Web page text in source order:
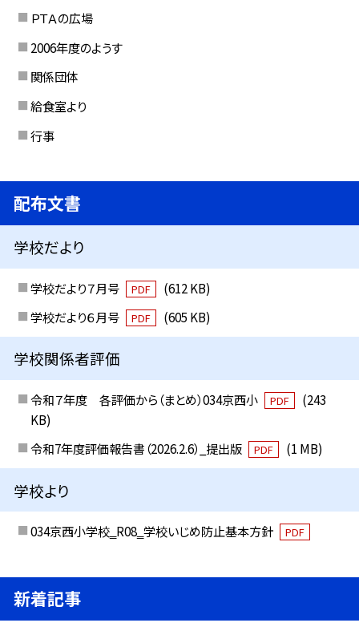
ＰＴＡの広場
2006年度のようす
関係団体
給食室より
行事
配布文書
学校だより
学校だより７月号 PDF
(612 KB)
学校だより６月号
PDF (605 KB)
学校関係者評価
令和７年度 各評価から（まとめ）034京西小 PDF
(243
KB)
令和7年度評価報告書（2026.2.6）_提出版
PDF (1 MB)
学校より
034京西小学校‗R08‗学校いじめ防止基本方針 PDF
新着記事